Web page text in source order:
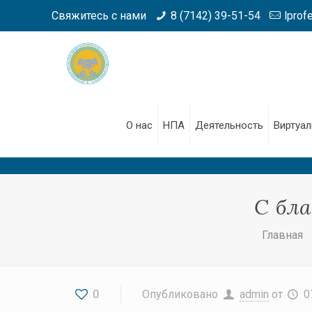
Свяжитесь с нами 8 (7142) 39-51-54
О нас НПА Деятельность
С
Главная
0 Опубликовано admin от